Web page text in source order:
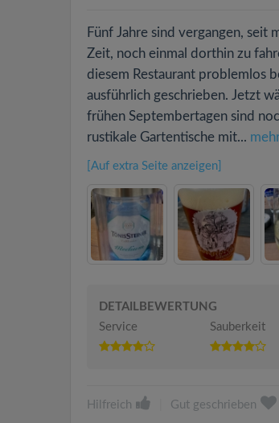
Fünf Jahre sind vergangen, seit
Zeit, noch einmal dorthin zu
diesem Restaurant problemlos
ausführlich geschrieben. Jetzt
frühen Septembertagen sind
rustikale Gartentische mit...
[Auf extra Seite anzeigen]
DETAILBEWERTUNG
Service
Sauberkeit
Hilfreich Gut geschrieben